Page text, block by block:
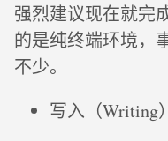
强烈建议现在就完
的是纯终端环境，
不少。
写入（